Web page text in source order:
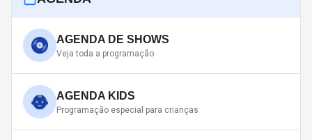
AGENDA DE SHOWS
Veja toda a programação
AGENDA KIDS
Programação especial para crianças